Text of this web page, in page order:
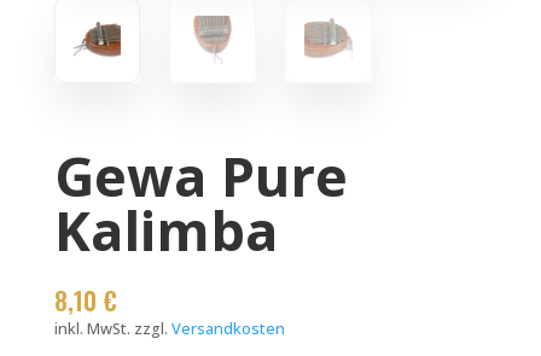
Gewa Pure
Kalimba
8,10 €
inkl. MwSt. zzgl. Versandkosten